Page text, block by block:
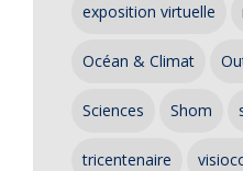
exposition virtuelle
Océan & Climat
Sciences Shom
tricentenaire